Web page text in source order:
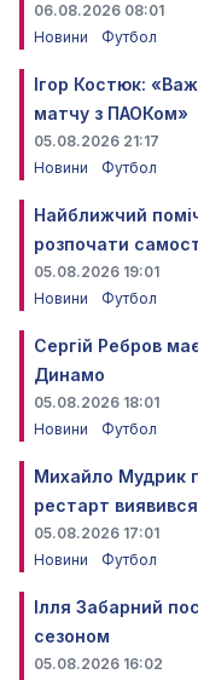
06.08.2026 08:01
Новини
Футбол
Ігор Костюк:
матчу з ПАОКом»
05.08.2026 21:17
Новини
Футбол
Найближчий
розпочати
05.08.2026 19:01
Новини
Футбол
Сергій Ребров
Динамо
05.08.2026 18:01
Новини
Футбол
Михайло Мудрик
рестарт
05.08.2026 17:01
Новини
Футбол
Ілля Забарний
сезоном
05.08.2026 16:02